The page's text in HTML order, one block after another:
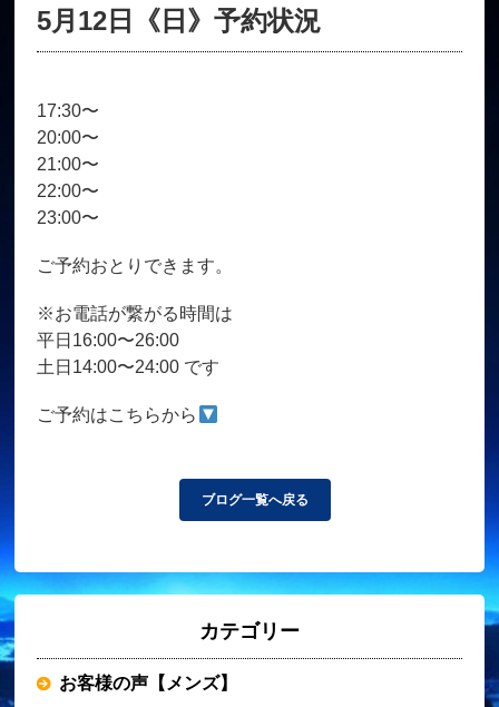
育毛コース よくある質問
お客様の声
ご予約＋お問い合わせ
5月12日《日》予約状況
17:30〜
20:00〜
21:00〜
22:00〜
23:00〜
ご予約おとりできます。
※お電話が繋がる時間は
平日16:00〜26:00
土日14:00〜24:00 です
ご予約はこちらから
ブログ一覧へ戻る
カテゴリー
お客様の声【メンズ】